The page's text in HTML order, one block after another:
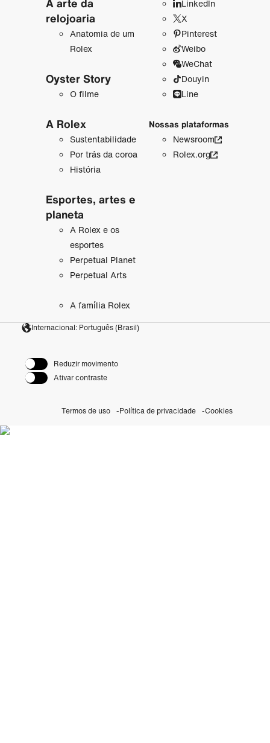
relojoaria
Anatomia de um
Rolex
Oyster Story
O filme
A Rolex
Sustentabilidade
Por trás da coroa
História
Esportes, artes e
planeta
A Rolex e os
esportes
Perpetual Planet
Perpetual Arts
A família Rolex
LinkedIn
X
Pinterest
Weibo
WeChat
Douyin
Line
Nossas plataformas
Newsroom
Rolex.org
Internacional: Português (Brasil)
Reduzir movimento
Ativar contraste
Termos de uso Política de privacidade Cookies